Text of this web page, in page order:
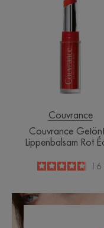
Rot
Éclat
Couvrance
Couvrance
Lippenbalsam Rot
4.8
/516